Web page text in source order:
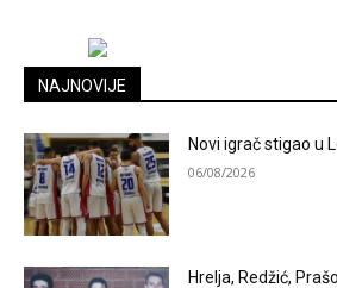
NAJNOVIJE
Novi igrač stigao u
06/08/2026
Hrelja, Redžić,